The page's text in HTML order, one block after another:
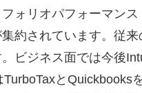
ォリオパフォーマン
約されています。従
ビジネス面では今後
とQuickbooks